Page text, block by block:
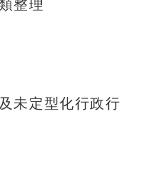
整理
未定型化行政行